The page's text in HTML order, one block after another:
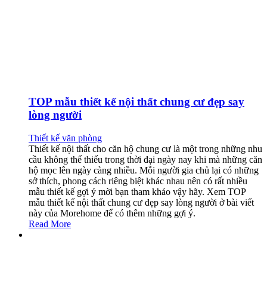
TOP mẫu thiết kế nội thất chung cư đẹp say
lòng người
Thiết kế văn phòng
Thiết kế nội thất cho căn hộ chung cư là một trong những nhu
cầu không thể thiếu trong thời đại ngày nay khi mà những căn
hộ mọc lên ngày càng nhiều. Mỗi người gia chủ lại có những
sở thích, phong cách riêng biệt khác nhau nên có rất nhiều
mẫu thiết kế gợi ý mời bạn tham khảo vậy hãy. Xem TOP
mẫu thiết kế nội thất chung cư đẹp say lòng người ở bài viết
này của Morehome để có thêm những gợi ý.
Read More